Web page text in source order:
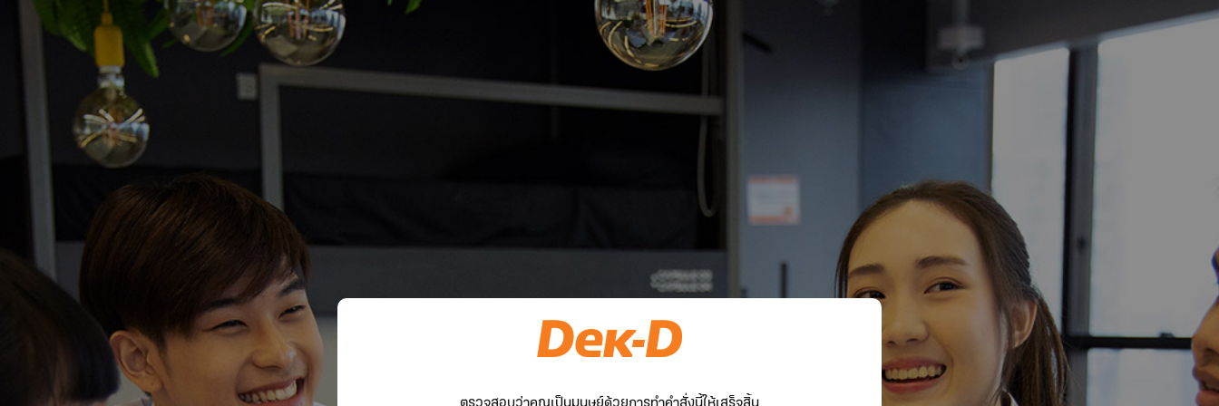
ตรวจสอบว่าคุณเป็นมนุษย์ด้วยการทำคำสั่งนี้ให้เสร็จสิ้น